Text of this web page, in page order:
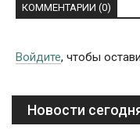
КОММЕНТАРИИ (0)
Войдите, чтобы
Новости